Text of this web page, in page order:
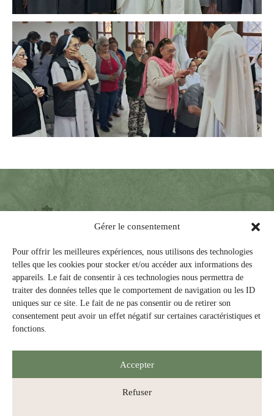
Gérer le consentement
Pour offrir les meilleures expériences, nous utilisons des technologies
telles que les cookies pour stocker et/ou accéder aux informations des
appareils. Le fait de consentir à ces technologies nous permettra de
traiter des données telles que le comportement de navigation ou les ID
uniques sur ce site. Le fait de ne pas consentir ou de retirer son
consentement peut avoir un effet négatif sur certaines caractéristiques et
fonctions.
Accepter
Refuser
Les trois dimensions de la vie spirituelle des
Augustines d'hier et de demain sont :